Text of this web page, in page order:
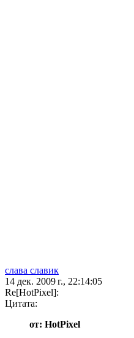
слава славик
14 дек. 2009 г., 22:14:05
Re[HotPixel]:
Цитата:
от: HotPixel